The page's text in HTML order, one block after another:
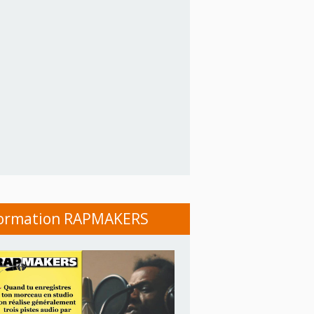
RAPMAKERS